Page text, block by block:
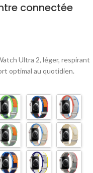
connectée
Ultra 2, léger, respirant
optimal au quotidien.